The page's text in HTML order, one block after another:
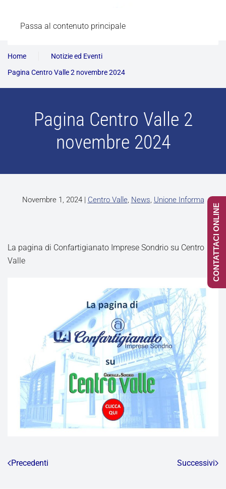
Passa al contenuto principale
Home
Notizie ed Eventi
Pagina Centro Valle 2 novembre 2024
Pagina Centro Valle 2
novembre 2024
Novembre 1, 2024| Centro Valle, News, Unione Informa
La pagina di Confartigianato Imprese Sondrio su Centro
Valle
Precedenti Successivi
CONTATTACI ONLINE